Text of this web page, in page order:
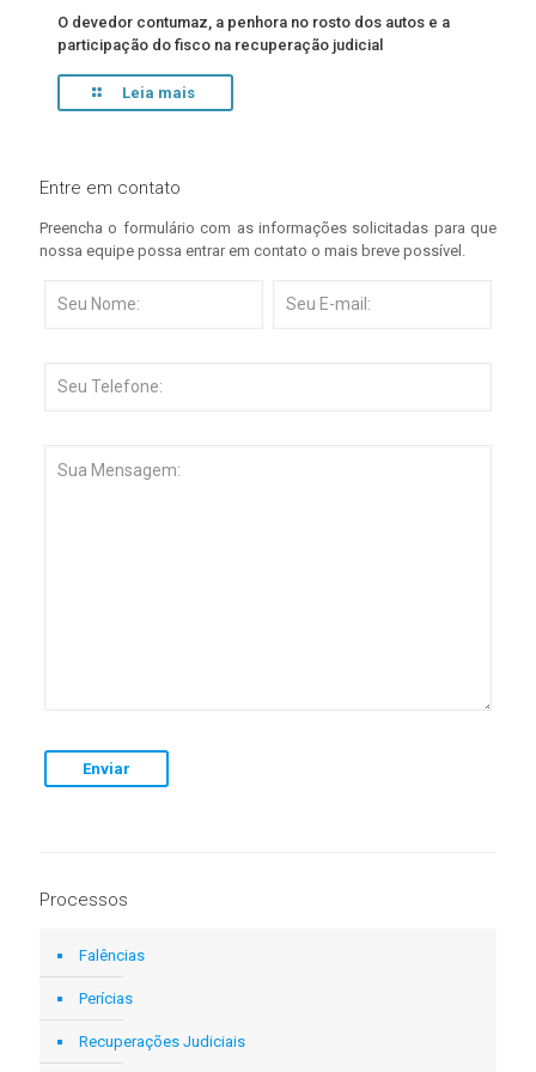
O devedor contumaz, a penhora no rosto dos autos e a
participação do fisco na recuperação judicial
Leia mais
Entre em contato
Preencha o formulário com as informações solicitadas para que
nossa equipe possa entrar em contato o mais breve possível.
Processos
Falências
Perícias
Recuperações Judiciais